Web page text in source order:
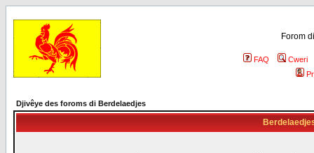
Forom
FAQ
Cweri
Djivêye des foroms di Berdelaedjes